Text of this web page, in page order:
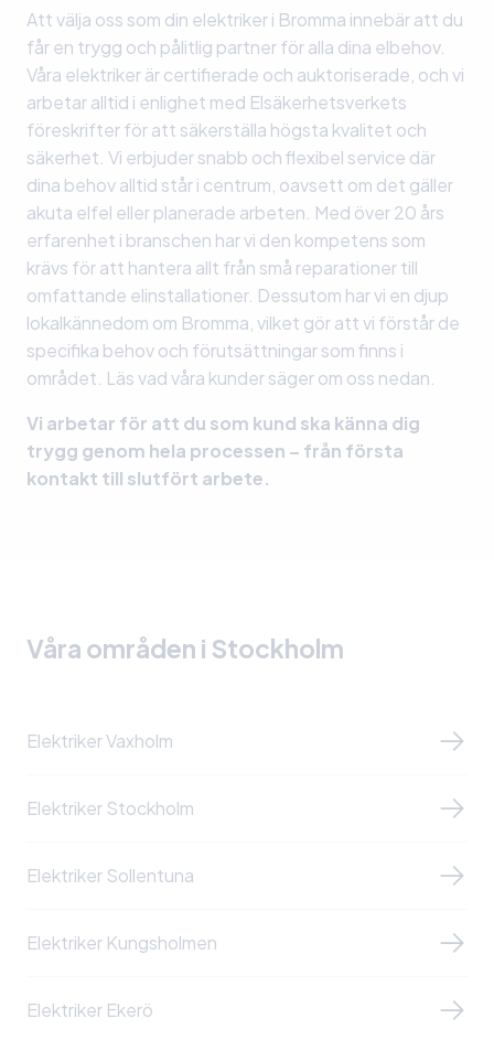
Att välja oss som din elektriker i Bromma innebär att du
får en trygg och pålitlig partner för alla dina elbehov.
Våra elektriker är certifierade och auktoriserade, och vi
arbetar alltid i enlighet med Elsäkerhetsverkets
föreskrifter för att säkerställa högsta kvalitet och
säkerhet. Vi erbjuder snabb och flexibel service där
dina behov alltid står i centrum, oavsett om det gäller
akuta elfel eller planerade arbeten. Med över 20 års
erfarenhet i branschen har vi den kompetens som
krävs för att hantera allt från små reparationer till
omfattande elinstallationer. Dessutom har vi en djup
lokalkännedom om Bromma, vilket gör att vi förstår de
specifika behov och förutsättningar som finns i
området. Läs vad våra kunder säger om oss nedan.
Vi arbetar för att du som kund ska känna dig
trygg genom hela processen – från första
kontakt till slutfört arbete.
Våra områden i Stockholm
Elektriker Vaxholm
Elektriker Stockholm
Elektriker Sollentuna
Elektriker Kungsholmen
Elektriker Ekerö